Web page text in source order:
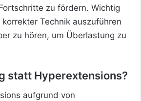
zu fördern. Wichtig
Technik auszuführen
zu hören, um Überlastung zu
statt Hyperextensions?
aufgrund von